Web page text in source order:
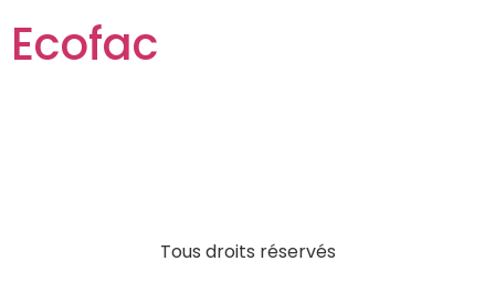
Ecofac
Tous droits réservés